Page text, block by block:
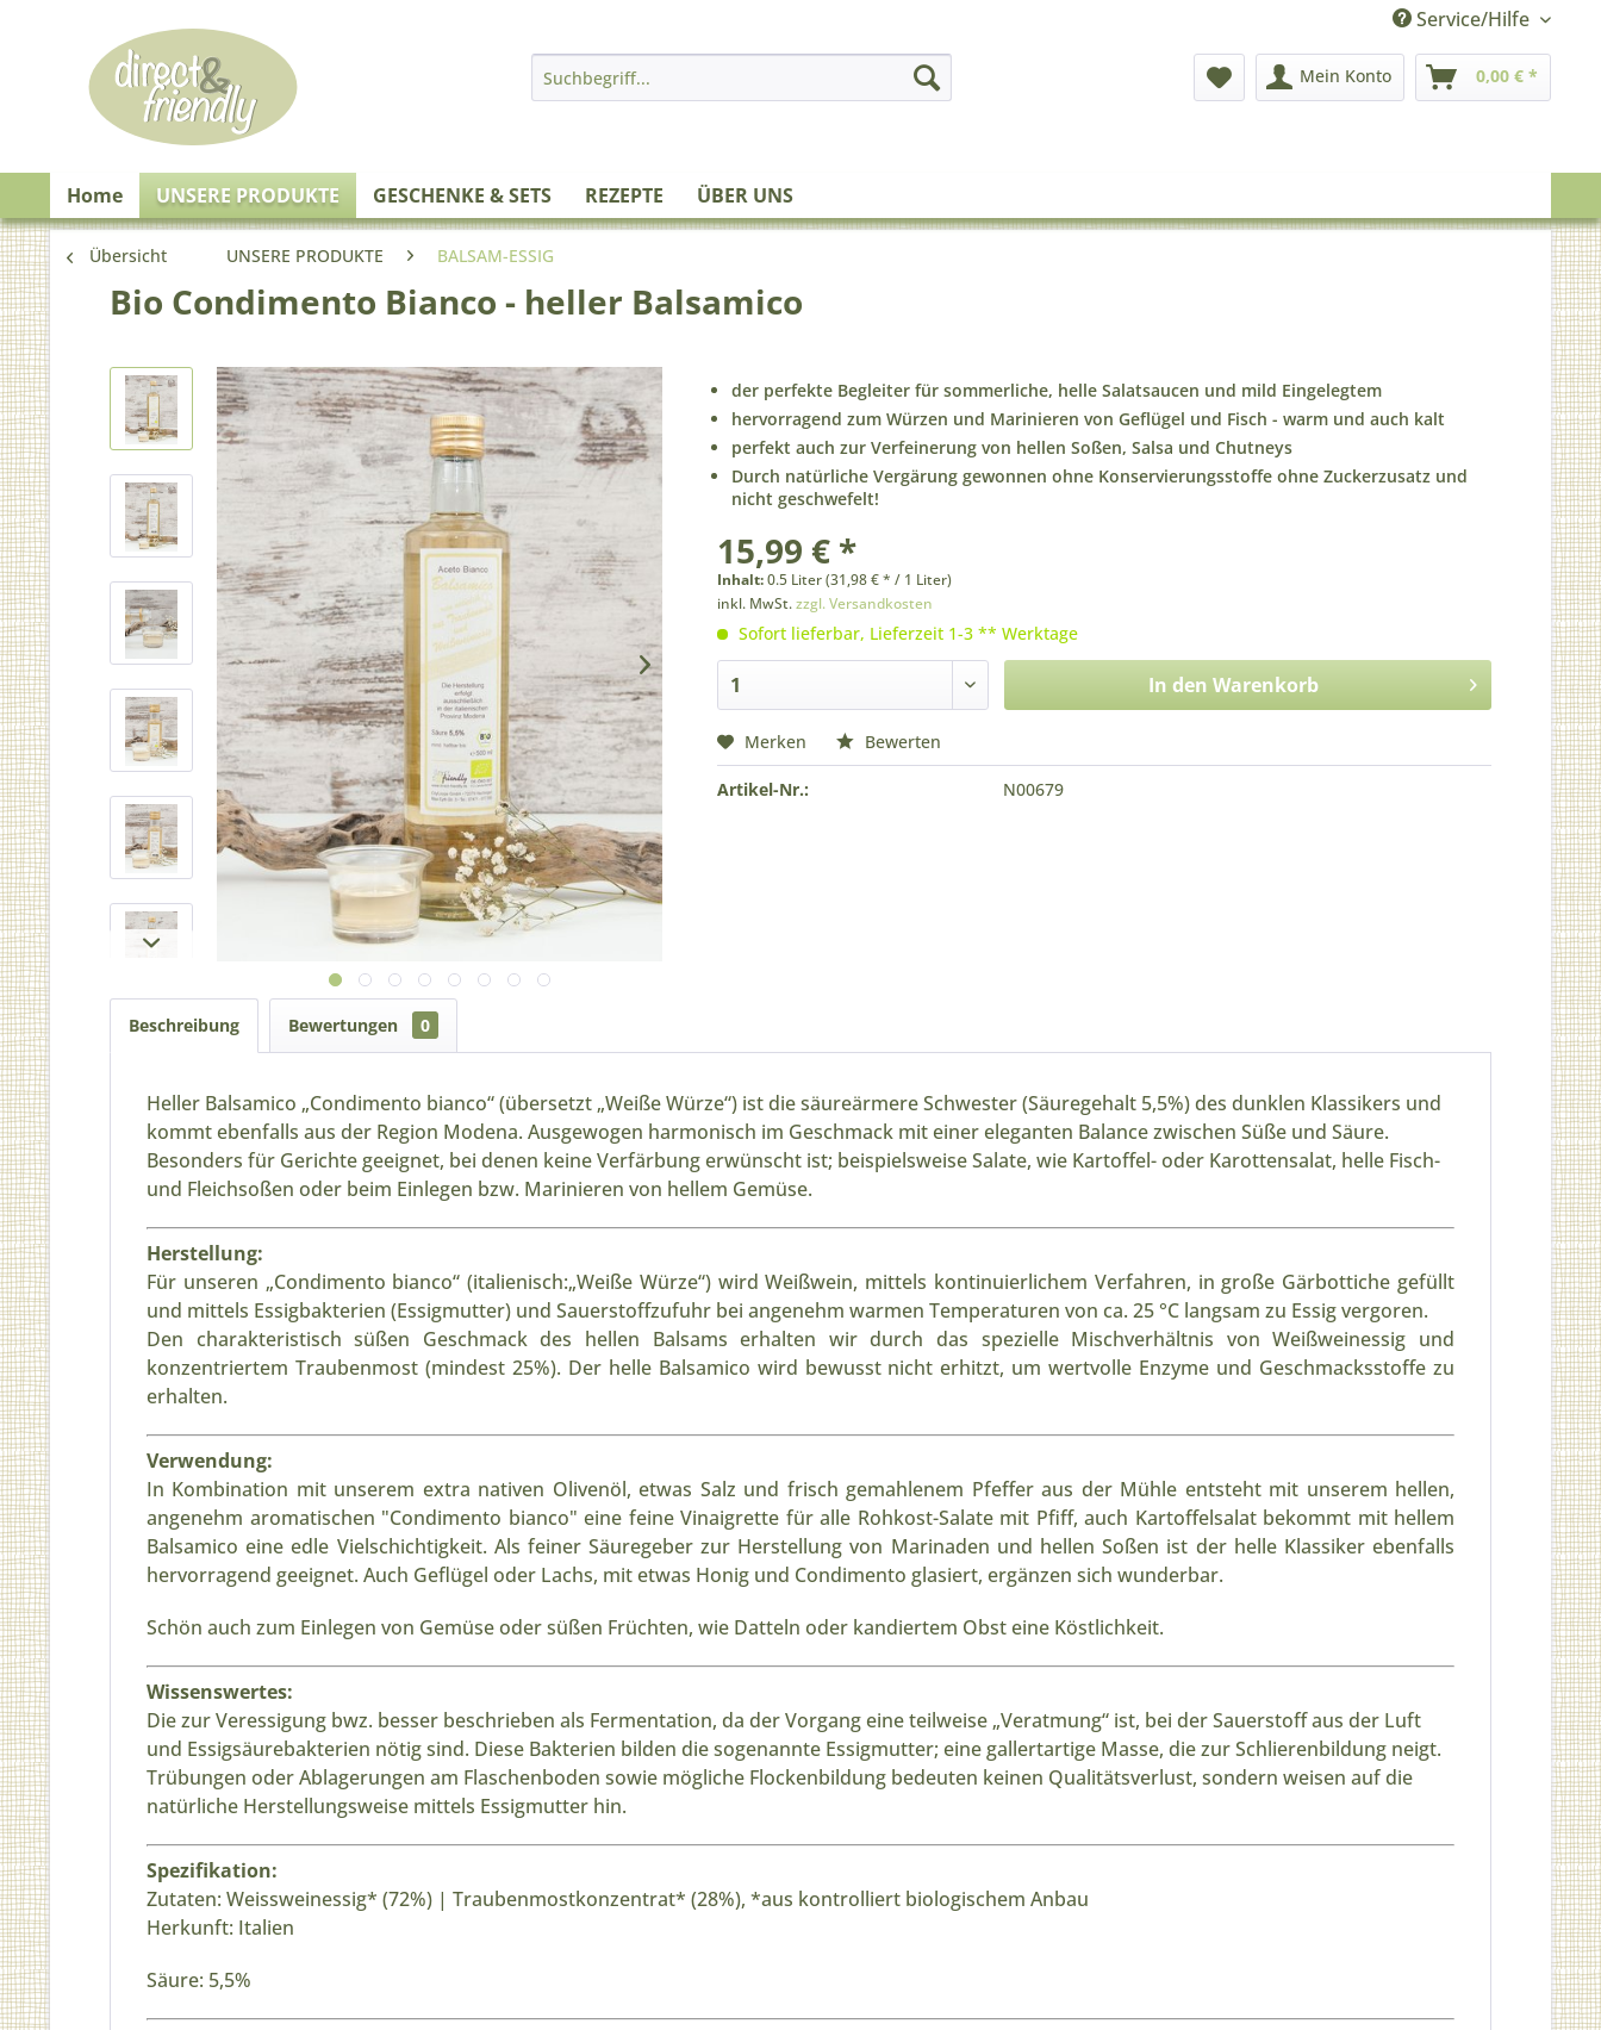
Service/Hilfe
Mein Konto 0,00 € *
Home UNSERE PRODUKTE GESCHENKE & SETS REZEPTE ÜBER UNS
Übersicht UNSERE PRODUKTE BALSAM-ESSIG
Bio Condimento Bianco - heller Balsamico
der perfekte Begleiter für sommerliche, helle Salatsaucen und mild Eingelegtem
hervorragend zum Würzen und Marinieren von Geflügel und Fisch - warm und auch kalt
perfekt auch zur Verfeinerung von hellen Soßen, Salsa und Chutneys
Durch natürliche Vergärung gewonnen ohne Konservierungsstoffe ohne Zuckerzusatz und
nicht geschwefelt!
15,99 € *
Inhalt:0.5 Liter (31,98 € * / 1 Liter)
inkl. MwSt.zzgl. Versandkosten
Sofort lieferbar, Lieferzeit 1-3 ** Werktage
In den Warenkorb
Merken Bewerten
Artikel-Nr.: N00679
Beschreibung Bewertungen 0
Heller Balsamico „Condimento bianco“ (übersetzt „Weiße Würze“) ist die säureärmere Schwester (Säuregehalt 5,5%) des dunklen Klassikers und
kommt ebenfalls aus der Region Modena. Ausgewogen harmonisch im Geschmack mit einer eleganten Balance zwischen Süße und Säure.
Besonders für Gerichte geeignet, bei denen keine Verfärbung erwünscht ist; beispielsweise Salate, wie Kartoffel- oder Karottensalat, helle Fisch-
und Fleichsoßen oder beim Einlegen bzw. Marinieren von hellem Gemüse.
Herstellung:
Für unseren „Condimento bianco“ (italienisch:„Weiße Würze“) wird Weißwein, mittels kontinuierlichem Verfahren, in große Gärbottiche gefüllt
und mittels Essigbakterien (Essigmutter) und Sauerstoffzufuhr bei angenehm warmen Temperaturen von ca. 25 °C langsam zu Essig vergoren.
Den charakteristisch süßen Geschmack des hellen Balsams erhalten wir durch das spezielle Mischverhältnis von Weißweinessig und
konzentriertem Traubenmost (mindest 25%). Der helle Balsamico wird bewusst nicht erhitzt, um wertvolle Enzyme und Geschmacksstoffe zu
erhalten.
Verwendung:
In Kombination mit unserem extra nativen Olivenöl, etwas Salz und frisch gemahlenem Pfeffer aus der Mühle entsteht mit unserem hellen,
angenehm aromatischen "Condimento bianco" eine feine Vinaigrette für alle Rohkost-Salate mit Pfiff, auch Kartoffelsalat bekommt mit hellem
Balsamico eine edle Vielschichtigkeit. Als feiner Säuregeber zur Herstellung von Marinaden und hellen Soßen ist der helle Klassiker ebenfalls
hervorragend geeignet. Auch Geflügel oder Lachs, mit etwas Honig und Condimento glasiert, ergänzen sich wunderbar.
Schön auch zum Einlegen von Gemüse oder süßen Früchten, wie Datteln oder kandiertem Obst eine Köstlichkeit.
Wissenswertes:
Die zur Veressigung bwz. besser beschrieben als Fermentation, da der Vorgang eine teilweise „Veratmung“ ist, bei der Sauerstoff aus der Luft
und Essigsäurebakterien nötig sind. Diese Bakterien bilden die sogenannte Essigmutter; eine gallertartige Masse, die zur Schlierenbildung neigt.
Trübungen oder Ablagerungen am Flaschenboden sowie mögliche Flockenbildung bedeuten keinen Qualitätsverlust, sondern weisen auf die
natürliche Herstellungsweise mittels Essigmutter hin.
Spezifikation:
Zutaten: Weissweinessig* (72%) | Traubenmostkonzentrat* (28%), *aus kontrolliert biologischem Anbau
Herkunft: Italien
Säure: 5,5%